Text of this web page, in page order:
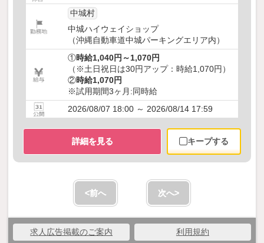
中城村
中城ハイウェイショップ
（沖縄自動車道中城パーキングエリア内）
①時給1,040円～1,070円
（※土日祝日は30円アップ：時給1,070円）
②時給1,070円
※試用期間3ヶ月:同時給
2026/08/07 18:00 ～ 2026/08/14 17:59
詳細を見る キープする
<前へ 次へ>
求人広告掲載のご案内 利用規約